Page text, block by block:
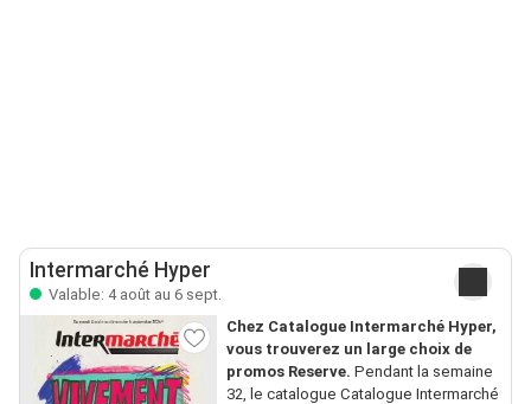
Intermarché Hyper
Valable: 4 août au 6 sept.
Chez Catalogue Intermarché Hyper,
vous trouverez un large choix de
promos Reserve. Pendant la semaine
32, le catalogue Catalogue Intermarché